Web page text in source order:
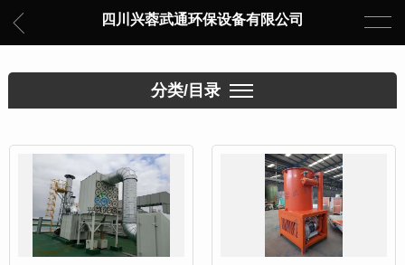
四川兴蓉武通环保设备有限公司
分类/目录